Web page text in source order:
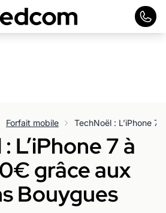
Forfait mobile
L’iPhone 7 à
grâce aux
Bouygues